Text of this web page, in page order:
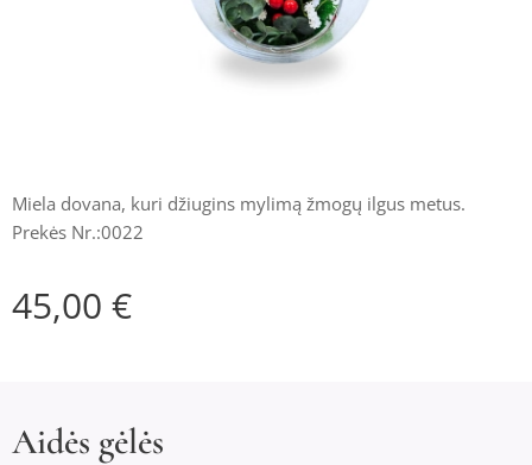
Miela dovana, kuri džiugins mylimą žmogų ilgus metus.
Prekės Nr.:0022
45,00 €
Aidės gėlės